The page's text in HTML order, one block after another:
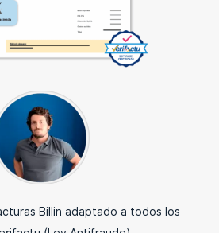
Billin adaptado a todos los